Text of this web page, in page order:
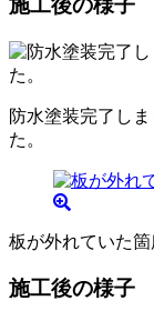
施工後の様子
防水塗装完了し
た。
板が外れていた箇
施工後の様子